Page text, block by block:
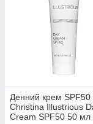
Денний крем SPF50
Christina Illustrious
Cream SPF50 50 мл